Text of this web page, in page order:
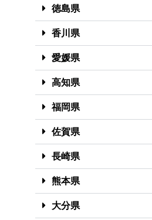
徳島県
香川県
愛媛県
高知県
福岡県
佐賀県
長崎県
熊本県
大分県